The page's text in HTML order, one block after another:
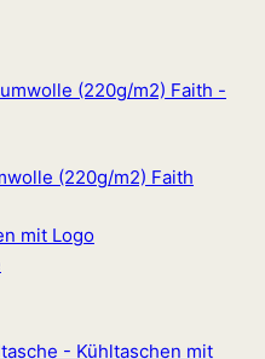
(220g/m2) Faith